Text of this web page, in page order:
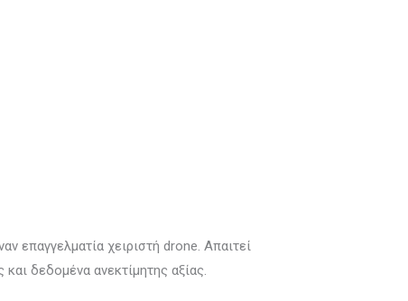
επαγγελματία χειριστή drone. Απαιτεί
δεδομένα ανεκτίμητης αξίας.